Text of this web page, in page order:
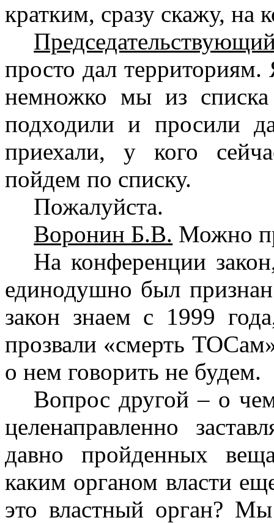
кратким, сразу скажу,
просто дал
немножко мы из
подходили и просили
приехали, у кого
пойдем по списку.
Пожалуйста.
Воронин Б.В. Можно
На конференции
единодушно был
закон знаем с 1999
прозвали «смерть
о нем говорить не будем.
Вопрос другой – о
целенаправленно
давно пройденных
каким органом власти
это властный орган?